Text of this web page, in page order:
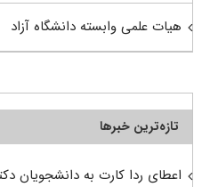
هیات علمی وابسته دانشگاه آزاد
تازه‌ترین خبرها
اعطای ردا کارت به دانشجویان دکتری